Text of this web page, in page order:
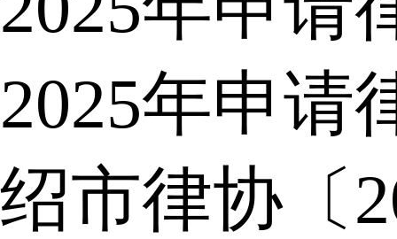
2025年申请
绍市律协〔